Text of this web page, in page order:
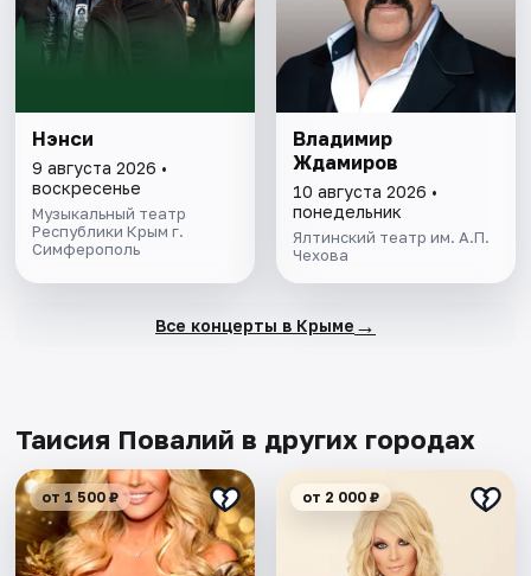
Нэнси
9 августа 2026 •
воскресенье
Музыкальный театр
Республики Крым г.
Симферополь
Владимир
Ждамиров
10 августа 2026 •
понедельник
Ялтинский театр им. А.П.
Чехова
Все концерты в Крыме →
Таисия Повалий в других городах
от 1 500 ₽ от 2 000 ₽